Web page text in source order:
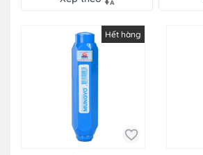
Hết hàng